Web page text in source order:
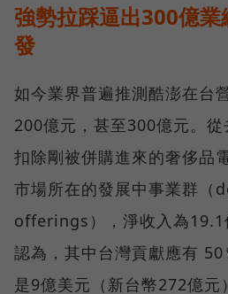
強勢拉踩逼出300億
發
如今業界普遍推測酷澎在台
200億元，甚至300億元。從
扣除剛被併購進來的奢侈品
市場所在的發展中事業群（
offerings），淨收入為19.1
認為，其中台灣貢獻應有
是9億美元（新台幣272億元